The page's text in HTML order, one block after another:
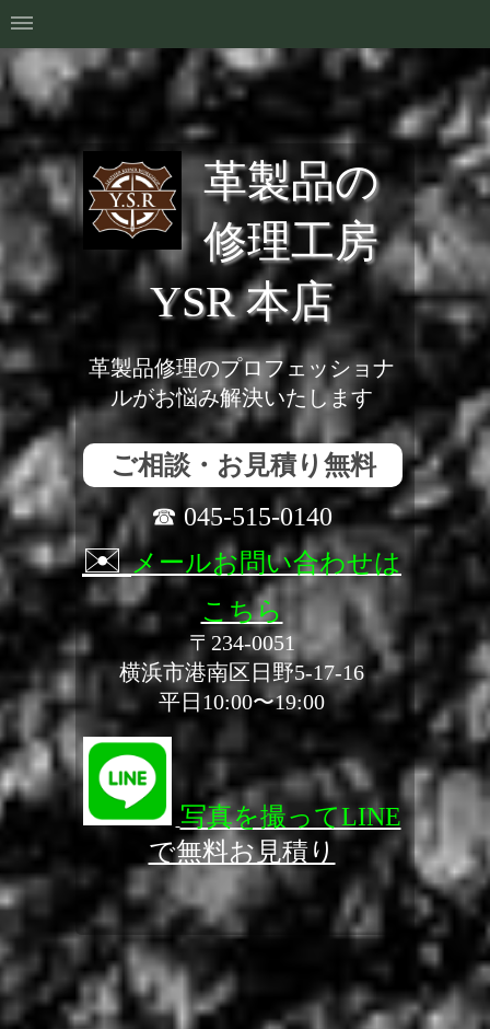
革製品の
修理工房
YSR 本店
革製品修理のプロフェッショナ
ルがお悩み解決いたします
ご相談・お見積り無料
☎ 045-515-0140
✉️メールお問い合わせは
こちら
〒234-0051
横浜市港南区日野5-17-16
平日10:00〜19:00
写真を撮ってLINE
で無料お見積り